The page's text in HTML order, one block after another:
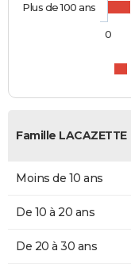
Plus de 100 ans
0
Famille LACAZETTE
Moins de 10 ans
De 10 à 20 ans
De 20 à 30 ans